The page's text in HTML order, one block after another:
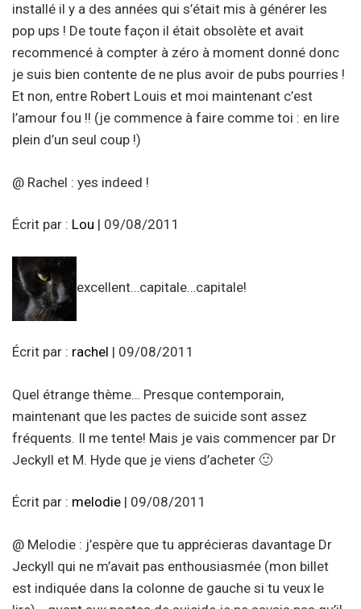
installé il y a des années qui s’était mis à générer les
pop ups ! De toute façon il était obsolète et avait
recommencé à compter à zéro à moment donné donc
je suis bien contente de ne plus avoir de pubs pourries !
Et non, entre Robert Louis et moi maintenant c’est
l’amour fou !! (je commence à faire comme toi : en lire
plein d’un seul coup !)
@ Rachel : yes indeed !
Écrit par : Lou | 09/08/2011
excellent…capitale…capitale!
Écrit par : rachel | 09/08/2011
Quel étrange thème… Presque contemporain,
maintenant que les pactes de suicide sont assez
fréquents. Il me tente! Mais je vais commencer par Dr
Jeckyll et M. Hyde que je viens d’acheter 🙂
Écrit par : melodie | 09/08/2011
@ Melodie : j’espère que tu apprécieras davantage Dr
Jeckyll qui ne m’avait pas enthousiasmée (mon billet
est indiquée dans la colonne de gauche si tu veux le